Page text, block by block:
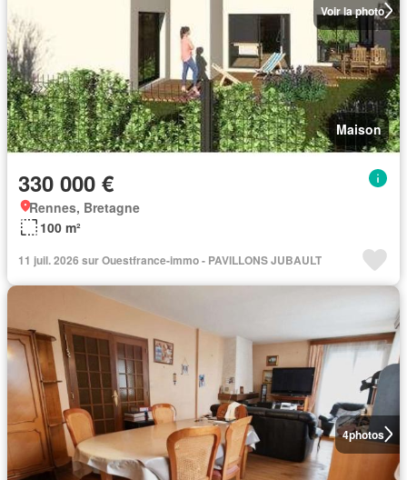
Voir la photo
Maison
330 000 €
Rennes, Bretagne
100 m²
11 juil. 2026 sur Ouestfrance-immo - PAVILLONS JUBAULT
4photos